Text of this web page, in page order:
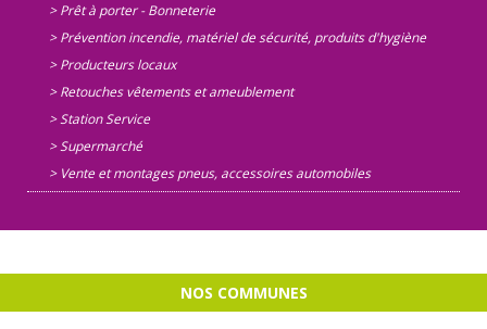
> Prêt à porter - Bonneterie
> Prévention incendie, matériel de sécurité, produits d'hygiène
> Producteurs locaux
> Retouches vêtements et ameublement
> Station Service
> Supermarché
> Vente et montages pneus, accessoires automobiles
NOS COMMUNES